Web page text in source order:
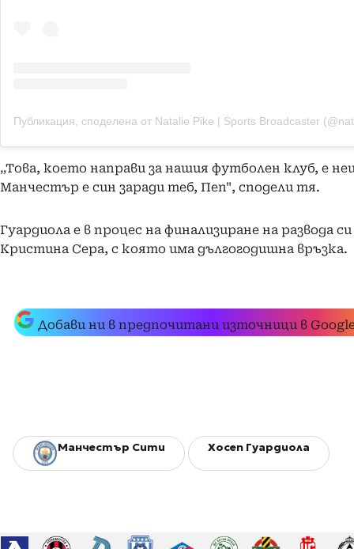
„Това, което направи за нашия футболен клуб, е
Манчестър е син заради теб, Пеп", сподели тя.
Гуардиола е в процес на финализиране на развода си
Кристина Сера, с която има дългогодишна връзка.
Добави ни в предпочитани източници в
Манчестър Сити Хосеп Гуардиола